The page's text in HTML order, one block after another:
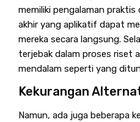
memiliki pengalaman praktis
akhir yang aplikatif dapat
mereka secara langsung.
terjebak dalam proses riset
mendalam seperti yang
Kekurangan
Namun, ada juga beberapa